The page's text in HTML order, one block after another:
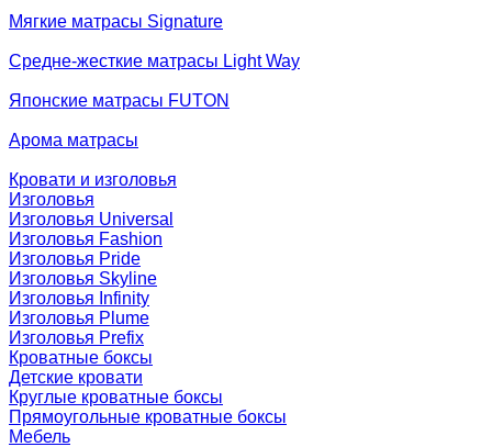
Мягкие матрасы Signature
Средне-жесткие матрасы Light Way
Японские матрасы FUTON
Арома матрасы
Кровати и изголовья
Изголовья
Изголовья Universal
Изголовья Fashion
Изголовья Pride
Изголовья Skyline
Изголовья Infinity
Изголовья Plume
Изголовья Prefix
Кроватные боксы
Детские кровати
Круглые кроватные боксы
Прямоугольные кроватные боксы
Мебель